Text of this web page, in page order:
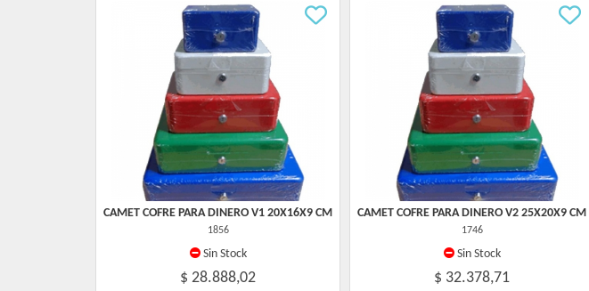
CAMET COFRE PARA DINERO V1 20X16X9 CM
1856
Sin Stock
$ 28.888,02
CAMET COFRE PARA DINERO V2 25X20X9 CM
1746
Sin Stock
$ 32.378,71